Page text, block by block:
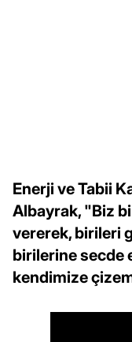
Enerji ve Tabii
Albayrak, "Biz
vererek, birileri
birilerine secde
kendimize